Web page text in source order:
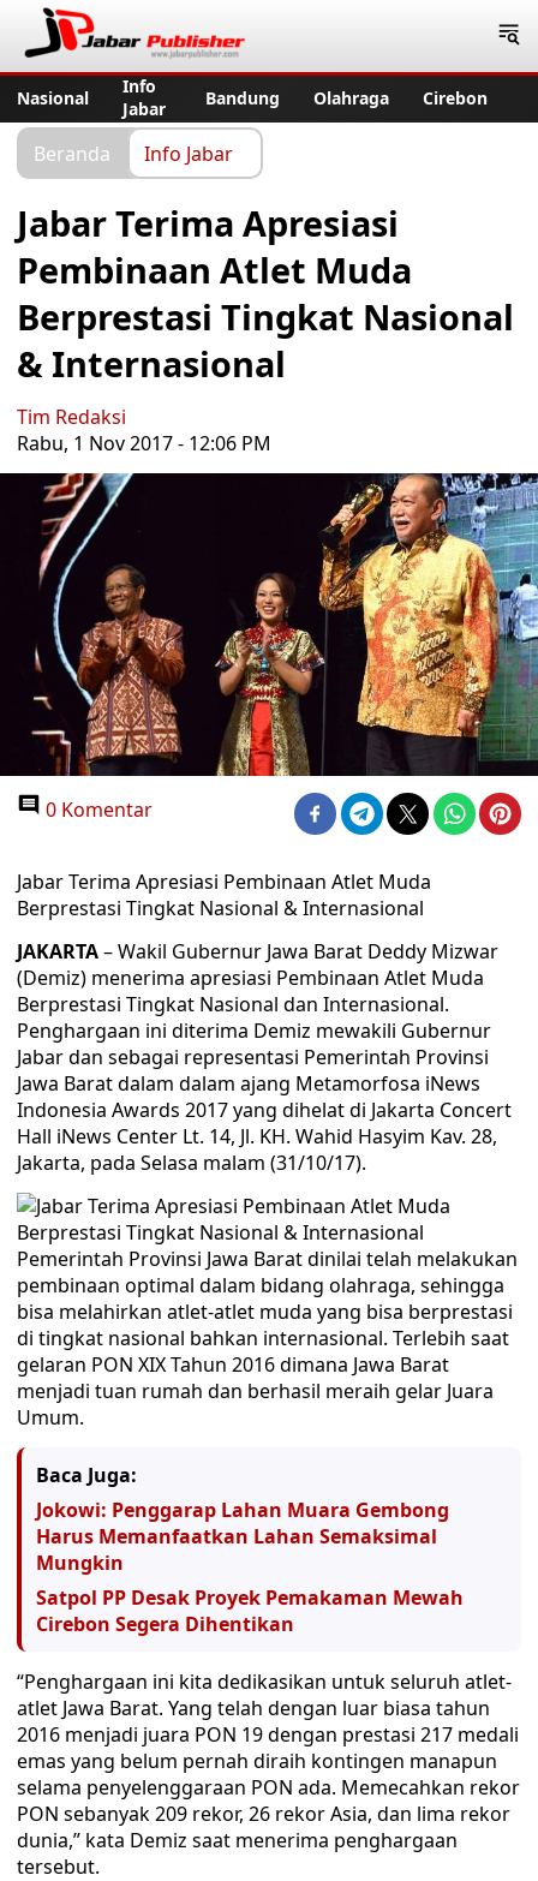
Nasional
Info
Jabar
Bandung Olahraga Cirebon
Beranda Info Jabar
Jabar Terima Apresiasi
Pembinaan Atlet Muda
Berprestasi Tingkat Nasional
& Internasional
Tim Redaksi
Rabu, 1 Nov 2017 - 12:06 PM
0 Komentar
Jabar Terima Apresiasi Pembinaan Atlet Muda
Berprestasi Tingkat Nasional & Internasional
JAKARTA– Wakil Gubernur Jawa Barat Deddy Mizwar
(Demiz) menerima apresiasi Pembinaan Atlet Muda
Berprestasi Tingkat Nasional dan Internasional.
Penghargaan ini diterima Demiz mewakili Gubernur
Jabar dan sebagai representasi Pemerintah Provinsi
Jawa Barat dalam dalam ajang Metamorfosa iNews
Indonesia Awards 2017 yang dihelat di Jakarta Concert
Hall iNews Center Lt. 14, Jl. KH. Wahid Hasyim Kav. 28,
Jakarta, pada Selasa malam (31/10/17).
Pemerintah Provinsi Jawa Barat dinilai telah melakukan
pembinaan optimal dalam bidang olahraga, sehingga
bisa melahirkan atlet-atlet muda yang bisa berprestasi
di tingkat nasional bahkan internasional. Terlebih saat
gelaran PON XIX Tahun 2016 dimana Jawa Barat
menjadi tuan rumah dan berhasil meraih gelar Juara
Umum.
Baca Juga:
Jokowi: Penggarap Lahan Muara Gembong
Harus Memanfaatkan Lahan Semaksimal
Mungkin
Satpol PP Desak Proyek Pemakaman Mewah
Cirebon Segera Dihentikan
“Penghargaan ini kita dedikasikan untuk seluruh atlet-
atlet Jawa Barat. Yang telah dengan luar biasa tahun
2016 menjadi juara PON 19 dengan prestasi 217 medali
emas yang belum pernah diraih kontingen manapun
selama penyelenggaraan PON ada. Memecahkan rekor
PON sebanyak 209 rekor, 26 rekor Asia, dan lima rekor
dunia,” kata Demiz saat menerima penghargaan
tersebut.